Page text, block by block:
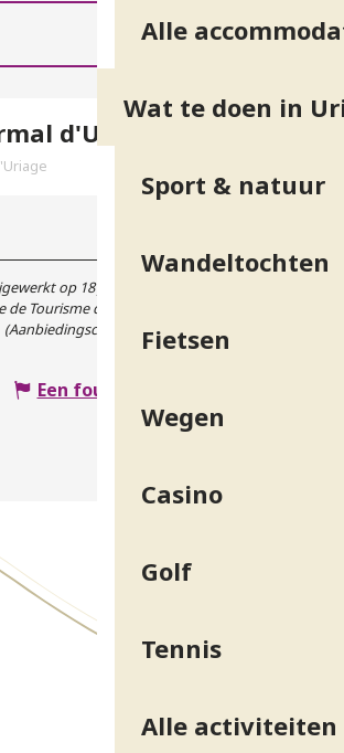
Alle
Wat te doen in
Sport & natuur
Wandeltochten
Fietsen
Wegen
Casino
Golf
Tennis
Alle activiteiten
d'Uriage Les Bains
op 18 juni 2026 in 09:42
de Tourisme de Belledonne Chartreuse
(Aanbiedingscode :
7564605
Een fout melden